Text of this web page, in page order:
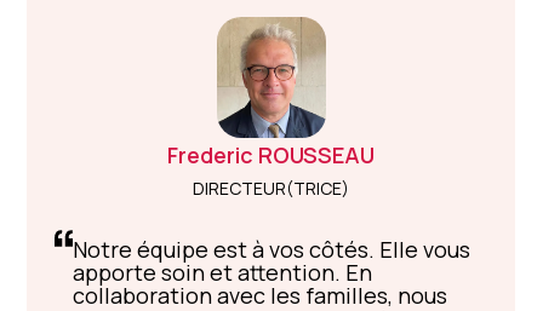
Frederic ROUSSEAU
DIRECTEUR(TRICE)
Notre équipe est à vos côtés. Elle vous
apporte soin et attention. En
collaboration avec les familles, nous